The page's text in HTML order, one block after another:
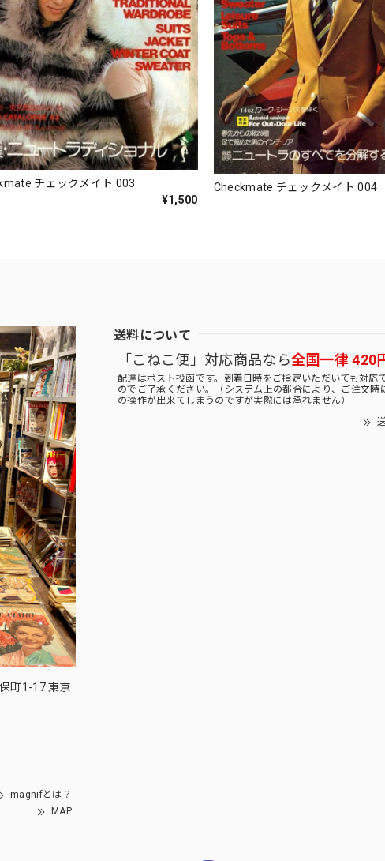
チェックメイト 003
¥1,500
Checkmate チェックメイト 004
町1-17 東京
magnifとは？
MAP
送料について
「こねこ便」対応商品なら全国一律 420
配達はポスト投函です。到着日時をご指定いただいても対応
のでご了承ください。（システム上の都合により、ご注文時
の操作が出来てしまうのですが実際には承れません）